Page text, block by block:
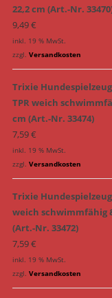
22,2 cm (Art.-Nr.
9,49€
inkl. 19 % MwSt.
zzgl. Versandkosten
Trixie
TPR weich
cm (Art.-Nr. 33474)
7,59€
inkl. 19 % MwSt.
zzgl. Versandkosten
Trixie
weich schwimmfähig
(Art.-Nr. 33472)
7,59€
inkl. 19 % MwSt.
zzgl. Versandkosten